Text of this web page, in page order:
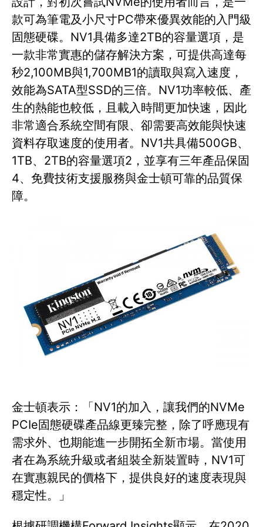
款可為筆電及小尺寸PC帶來優異效能的入門級
固態硬碟。NV1具備多達2TB的容量選項，是
一款非常實惠的儲存解決方案，可提供高達每
秒2,100MB與1,700MB1的讀取與寫入速度，
效能為SATA型SSD的三倍。NV1功率較低、產
生的熱能也較低，且載入時間更加快速，因此
非常適合系統空間有限、卻需要高效能與快速
資料存取速度的使用者。NV1共具備500GB、
1TB、2TB的容量選項2，並享有三年產品保固
4、免費技術支援服務與金士頓可靠的品質保
障。
金士頓表示：「NV1的加入，讓我們的NVMe
PCIe固態硬碟產品線更臻完整，除了呼應現有
需求外、也期能進一步開拓全新市場。當使用
者在為系統升級或者組裝全新裝置時，NV1可
在實惠親民的價格下，提供良好的速度表現與
穩定性。」